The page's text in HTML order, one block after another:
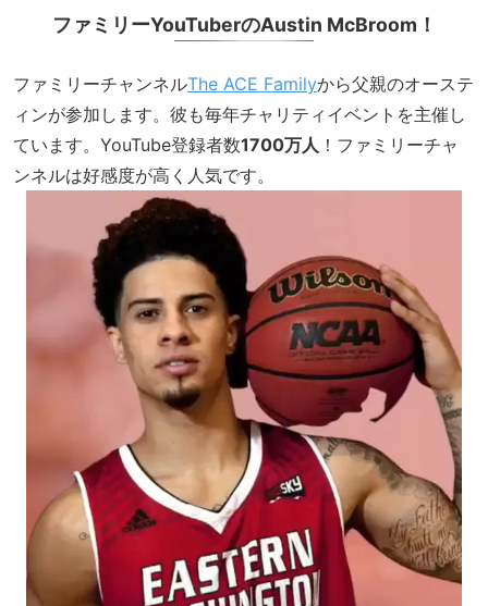
ファミリーYouTuberのAustin McBroom！
ファミリーチャンネルThe ACE Familyから父親のオーステ
ィンが参加します。彼も毎年チャリティイベントを主催し
ています。YouTube登録者数1700万人 ！ファミリーチャ
ンネルは好感度が高く人気です。